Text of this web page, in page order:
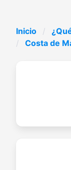
Inicio
Costa de